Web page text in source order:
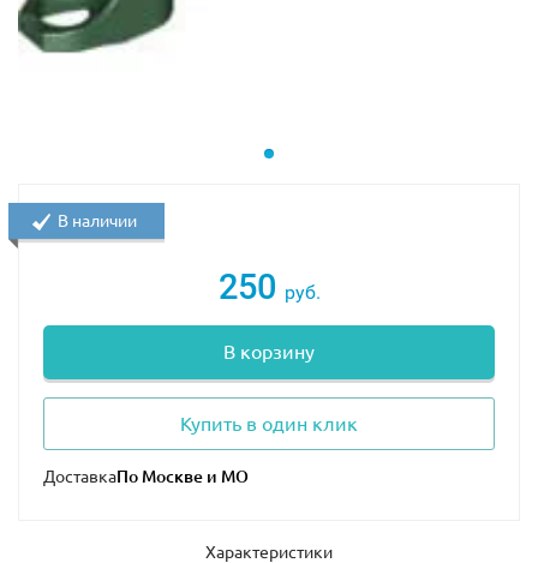
250 руб.
В корзину
Купить в один клик
Доставка
В наличии
Характеристики